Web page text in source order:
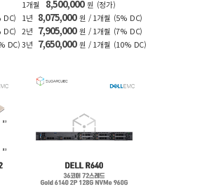
DC)
DC)
DC)
1개월 8,500,000 원
(정가)
1년
8,075,000 원 / 1개월
(5% DC)
2년
7,905,000 원 / 1개월
(7% DC)
3년
7,650,000 원 / 1개월 (10% DC)